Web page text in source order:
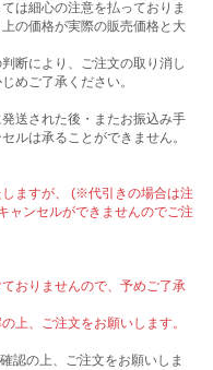
は細心の注意を払っておりま
の価格が実際の販売価格と大
断により、ご注文の取り消し
めご了承ください。
送された後・またお振込み手
ルは承ることができません。
ますが、 (※代引きの場合は注
ャンセルができませんのでご注
おりませんので、予めご了承
上、ご注文をお願いします。
認の上、ご注文をお願いしま